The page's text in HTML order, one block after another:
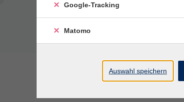
Google-Tracking
Matomo
Auswahl speichern